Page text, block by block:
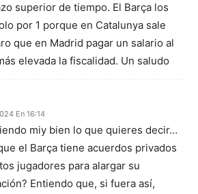
superior de tiempo. El Barça los
por 1 porque en Catalunya sale
que en Madrid pagar un salario al
elevada la fiscalidad. Un saludo
En 16:14
miy bien lo que quieres decir…
el Barça tiene acuerdos privados
jugadores para alargar su
Entiendo que, si fuera así,